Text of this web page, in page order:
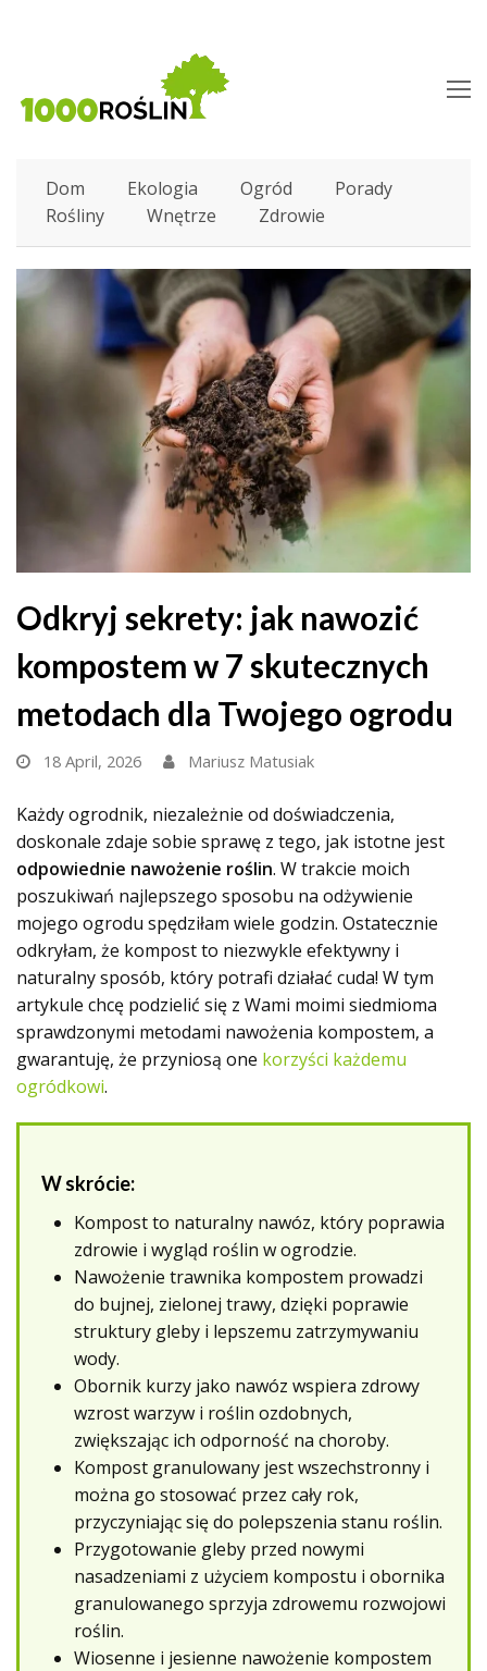
Dom Ekologia Ogród
Porady
Rośliny
Wnętrze Zdrowie
Odkryj sekrety: jak nawozić
kompostem w 7 skutecznych
metodach dla Twojego ogrodu
18 April, 2026 Mariusz Matusiak
Każdy ogrodnik, niezależnie od doświadczenia,
doskonale zdaje sobie sprawę z tego, jak istotne jest
odpowiednie nawożenie roślin. W trakcie moich
poszukiwań najlepszego sposobu na odżywienie
mojego ogrodu spędziłam wiele godzin. Ostatecznie
odkryłam, że kompost to niezwykle efektywny i
naturalny sposób, który potrafi działać cuda! W tym
artykule chcę podzielić się z Wami moimi siedmioma
sprawdzonymi metodami nawożenia kompostem, a
gwarantuję, że przyniosą one korzyści każdemu
ogródkowi.
W skrócie:
Kompost to naturalny nawóz, który poprawia
zdrowie i wygląd roślin w ogrodzie.
Nawożenie trawnika kompostem prowadzi
do bujnej, zielonej trawy, dzięki poprawie
struktury gleby i lepszemu zatrzymywaniu
wody.
Obornik kurzy jako nawóz wspiera zdrowy
wzrost warzyw i roślin ozdobnych,
zwiększając ich odporność na choroby.
Kompost granulowany jest wszechstronny i
można go stosować przez cały rok,
przyczyniając się do polepszenia stanu roślin.
Przygotowanie gleby przed nowymi
nasadzeniami z użyciem kompostu i obornika
granulowanego sprzyja zdrowemu rozwojowi
roślin.
Wiosenne i jesienne nawożenie kompostem